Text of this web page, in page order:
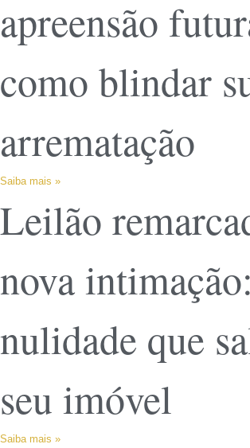
apreensão
como blindar
arrematação
Saiba mais »
Leilão
nova intimação:
nulidade que
seu imóvel
Saiba mais »